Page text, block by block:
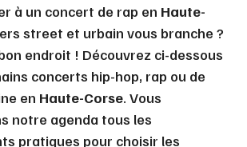
à un concert de rap en Haute-
street et urbain vous branche ?
endroit ! Découvrez ci-dessous
concerts hip-hop, rap ou de
en Haute-Corse. Vous
notre agenda tous les
pratiques pour choisir les